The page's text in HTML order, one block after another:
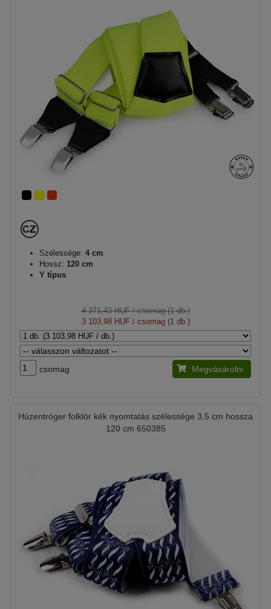
Szélessége: 4 cm
Hossz: 120 cm
Y típus
4 371,43 HUF/ csomag (1 db.)
3 103,98 HUF/ csomag (1 db.)
csomag Megvásárolni
Húzentróger folklór kék nyomtatás szélessége 3,5 cm hossza
120 cm 650385